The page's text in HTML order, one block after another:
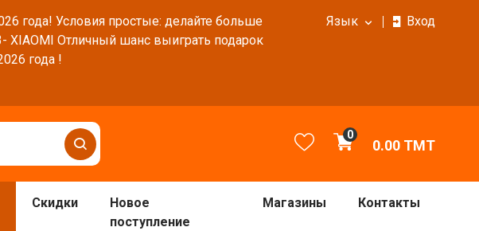
года! Условия простые: делайте больше
XIAOMI Отличный шанс выиграть подарок
года !
Язык Вход
0
0.00 TMT
Скидки
Новое
поступление
Магазины Контакты